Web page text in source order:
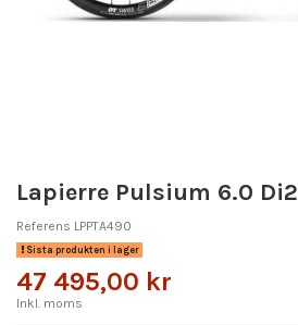
Lapierre Pulsium 6.0 Di2
Referens LPPTA490
Sista produkten i lager
47 495,00 kr
Inkl. moms